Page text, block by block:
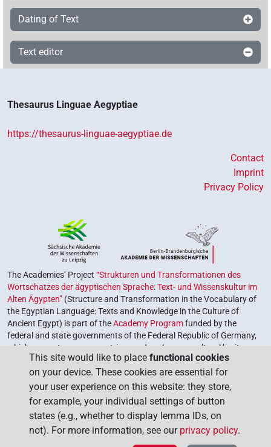
Dating of Text
Text editor
Thesaurus Linguae Aegyptiae
https://thesaurus-linguae-aegyptiae.de
Contact
Imprint
Privacy Policy
The Academies’ Project “Strukturen und Transformationen des
Wortschatzes der ägyptischen Sprache: Text- und Wissenskultur im
Alten Ägypten” (Structure and Transformation in the Vocabulary of
the Egyptian Language: Texts and Knowledge in the Culture of
Ancient Egypt) is part of theAcademy Programfunded by the
federal and state governments of the Federal Republic of Germany,
which serves to preserve, retrieve and explore our cultural heritage.
The program is coordinated by theUnion of the German Academies
of Sciences and Humanities.
This site would like to place functional cookies
on your device. These cookies are essential for
your user experience on this website: they store,
for example, your individual settings of button
states (e.g., whether to display lemma IDs, on
not). For more information, see our privacy policy.